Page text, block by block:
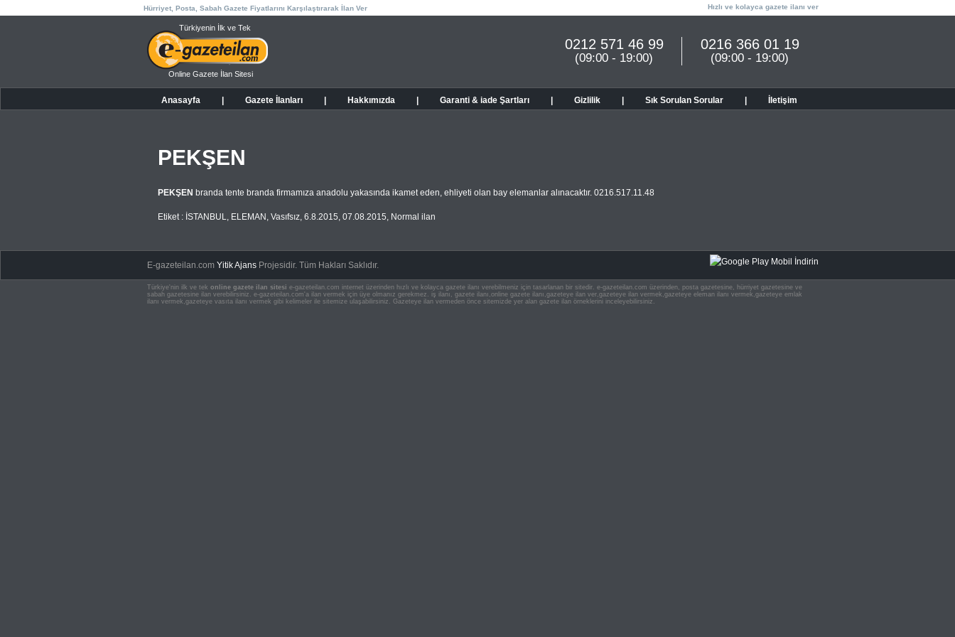
Hürriyet, Posta, Sabah Gazete Fiyatlarını Karşılaştırarak İlan Ver Hızlı ve kolayca gazete ilanı ver
Türkiyenin İlk ve Tek
Online Gazete İlan Sitesi
0216 366 01 19
(09:00 - 19:00)
0212 571 46 99
(09:00 - 19:00)
Anasayfa Gazete İlanları Hakkımızda Garanti & iade Şartları Gizlilik Sık Sorulan Sorular İletişim
PEKŞEN
PEKŞEN branda tente branda firmamıza anadolu yakasında ikamet eden, ehliyeti olan bay elemanlar alınacaktır. 0216.517.11.48
Etiket : İSTANBUL, ELEMAN , Vasıfsız, 6.8.2015, 07.08.2015, Normal ilan
E-gazeteilan.comYitik Ajans Projesidir.Tüm Hakları Saklıdır.
Türkiye'nin ilk ve tek online gazete ilan sitesi e-gazeteilan.com internet üzerinden hızlı ve kolayca gazete ilanı verebilmeniz için tasarlanan bir sitedir. e-gazeteilan.com üzerinden, posta gazetesine, hürriyet gazetesine ve
sabah gazetesine ilan verebilirsiniz. e-gazeteilan.com'a ilan vermek için üye olmanız gerekmez. iş ilanı, gazete ilanı,online gazete ilanı,gazeteye ilan ver,gazeteye ilan vermek,gazeteye eleman ilanı vermek,gazeteye emlak
ilanı vermek,gazeteye vasıta ilanı vermek gibi kelimeler ile sitemize ulaşabilirsiniz. Gazeteye ilan vermeden önce sitemizde yer alan gazete ilan örneklerini inceleyebilirsiniz.